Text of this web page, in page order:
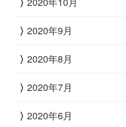
2020年9月
2020年8月
2020年7月
2020年6月